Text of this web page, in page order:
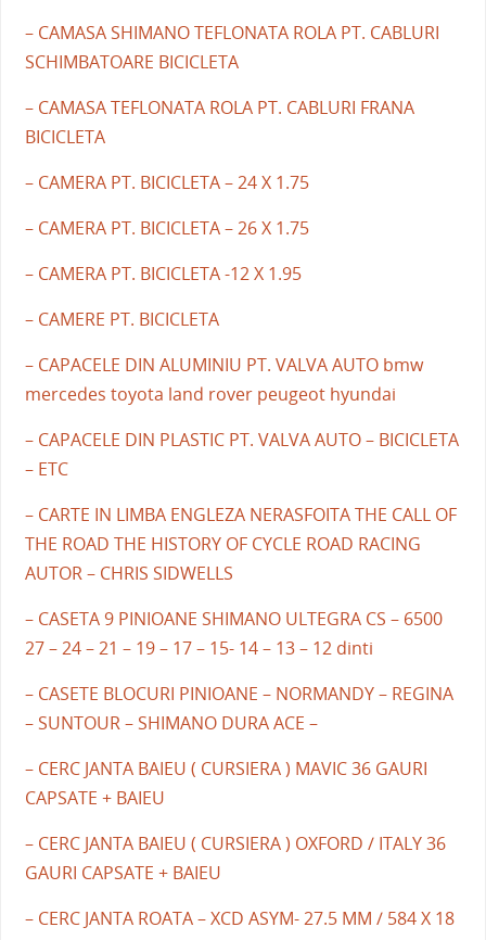
– CAMASA SHIMANO TEFLONATA ROLA PT. CABLURI
SCHIMBATOARE BICICLETA
– CAMASA TEFLONATA ROLA PT. CABLURI FRANA
BICICLETA
– CAMERA PT. BICICLETA – 24 X 1.75
– CAMERA PT. BICICLETA – 26 X 1.75
– CAMERA PT. BICICLETA -12 X 1.95
– CAMERE PT. BICICLETA
– CAPACELE DIN ALUMINIU PT. VALVA AUTO bmw
mercedes toyota land rover peugeot hyundai
– CAPACELE DIN PLASTIC PT. VALVA AUTO – BICICLETA
– ETC
– CARTE IN LIMBA ENGLEZA NERASFOITA THE CALL OF
THE ROAD THE HISTORY OF CYCLE ROAD RACING
AUTOR – CHRIS SIDWELLS
– CASETA 9 PINIOANE SHIMANO ULTEGRA CS – 6500
27 – 24 – 21 – 19 – 17 – 15- 14 – 13 – 12 dinti
– CASETE BLOCURI PINIOANE – NORMANDY – REGINA
– SUNTOUR – SHIMANO DURA ACE –
– CERC JANTA BAIEU ( CURSIERA ) MAVIC 36 GAURI
CAPSATE + BAIEU
– CERC JANTA BAIEU ( CURSIERA ) OXFORD / ITALY 36
GAURI CAPSATE + BAIEU
– CERC JANTA ROATA – XCD ASYM- 27.5 MM / 584 X 18